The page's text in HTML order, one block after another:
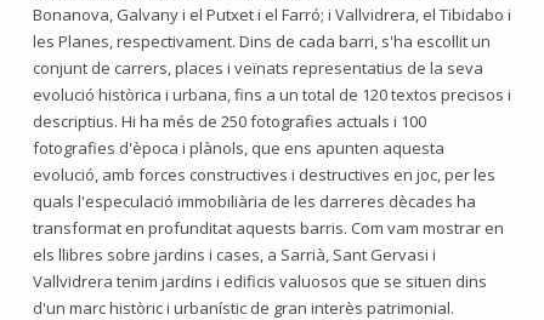
Bonanova, Galvany i el Putxet i el Farró; i Vallvidrera, el Tibidabo i
les Planes, respectivament. Dins de cada barri, s'ha escollit un
conjunt de carrers, places i veïnats representatius de la seva
evolució històrica i urbana, fins a un total de 120 textos precisos i
descriptius. Hi ha més de 250 fotografies actuals i 100
fotografies d'època i plànols, que ens apunten aquesta
evolució, amb forces constructives i destructives en joc, per les
quals l'especulació immobiliària de les darreres dècades ha
transformat en profunditat aquests barris. Com vam mostrar en
els llibres sobre jardins i cases, a Sarrià, Sant Gervasi i
Vallvidrera tenim jardins i edificis valuosos que se situen dins
d'un marc històric i urbanístic de gran interès patrimonial.